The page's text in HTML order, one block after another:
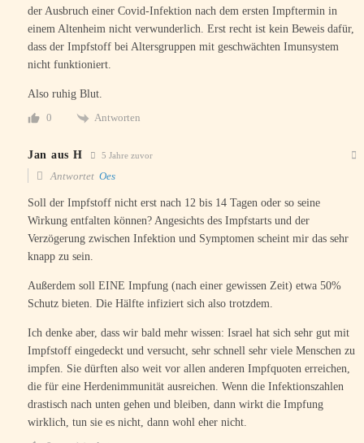
der Ausbruch einer Covid-Infektion nach dem ersten Impftermin in
einem Altenheim nicht verwunderlich. Erst recht ist kein Beweis dafür,
dass der Impfstoff bei Altersgruppen mit geschwächten Imunsystem
nicht funktioniert.
Also ruhig Blut.
0
Antworten
Jan aus H 5 Jahre zuvor
Antwortet Oes
Soll der Impfstoff nicht erst nach 12 bis 14 Tagen oder so seine
Wirkung entfalten können? Angesichts des Impfstarts und der
Verzögerung zwischen Infektion und Symptomen scheint mir das sehr
knapp zu sein.
Außerdem soll EINE Impfung (nach einer gewissen Zeit) etwa 50%
Schutz bieten. Die Hälfte infiziert sich also trotzdem.
Ich denke aber, dass wir bald mehr wissen: Israel hat sich sehr gut mit
Impfstoff eingedeckt und versucht, sehr schnell sehr viele Menschen zu
impfen. Sie dürften also weit vor allen anderen Impfquoten erreichen,
die für eine Herdenimmunität ausreichen. Wenn die Infektionszahlen
drastisch nach unten gehen und bleiben, dann wirkt die Impfung
wirklich, tun sie es nicht, dann wohl eher nicht.